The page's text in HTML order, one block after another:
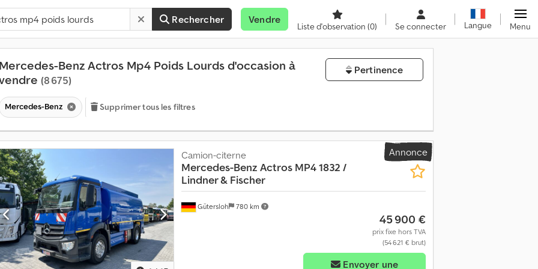
Rechercher Vendre
Liste d'observation (0) Se connecter Langue Menu
Mercedes-Benz Actros Mp4 Poids Lourds d'occasion à
(8 675)
Pertinence
Mercedes-Benz Supprimer tous les filtres
Annonce
Gütersloh 780 km
Camion-citerne
Mercedes-Benz Actros MP4 1832 /
Lindner & Fischer
45 900 €
prix fixe hors TVA
(54 621 € brut)
P
l
u